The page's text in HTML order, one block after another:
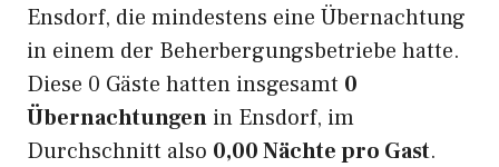
Ensdorf, die mindestens eine Übernachtung
in einem der Beherbergungsbetriebe hatte.
Diese 0 Gäste hatten insgesamt 0
Übernachtungen in Ensdorf, im
Durchschnitt also 0,00 Nächte pro Gast.